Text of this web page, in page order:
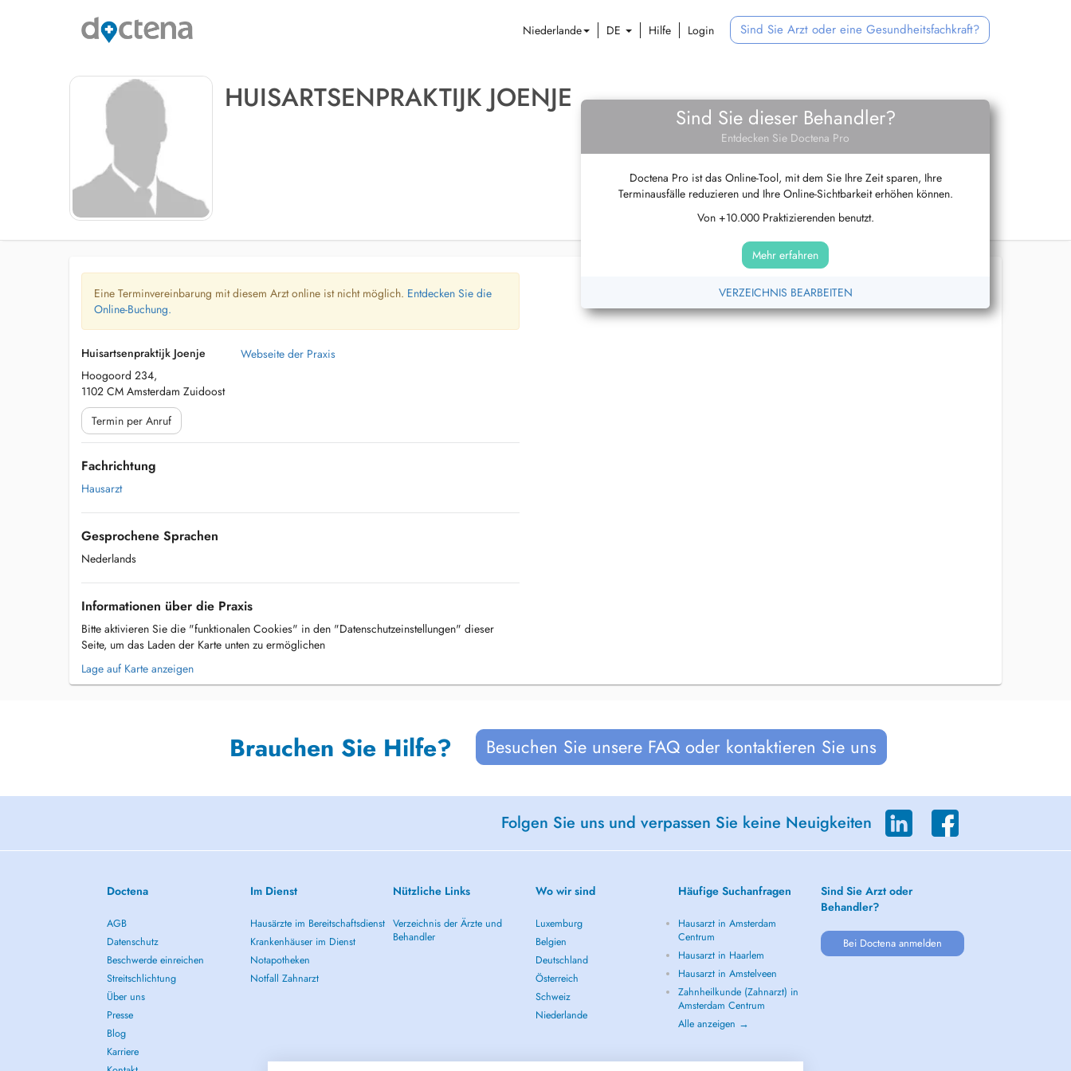
Niederlande DE Hilfe Login Sind Sie Arzt oder eine Gesundheitsfachkraft?
HUISARTSENPRAKTIJK JOENJE
Sind Sie dieser Behandler?
Entdecken Sie Doctena Pro
Doctena Pro ist das Online-Tool, mit dem Sie Ihre Zeit sparen, Ihre
Terminausfälle reduzieren und Ihre Online-Sichtbarkeit erhöhen können.
Von +10.000 Praktizierenden benutzt.
Mehr erfahren
VERZEICHNIS BEARBEITEN
Eine Terminvereinbarung mit diesem Arzt online ist nicht möglich. Entdecken Sie die
Online-Buchung.
Huisartsenpraktijk Joenje
Hoogoord 234,
1102 CM Amsterdam Zuidoost
Webseite der Praxis
Termin per Anruf
Fachrichtung
Hausarzt
Gesprochene Sprachen
Nederlands
Informationen über die Praxis
Bitte aktivieren Sie die "funktionalen Cookies" in den "Datenschutzeinstellungen" dieser
Seite, um das Laden der Karte unten zu ermöglichen
Lage auf Karte anzeigen
Brauchen Sie Hilfe? Besuchen Sie unsere FAQ oder kontaktieren Sie uns
Folgen Sie uns und verpassen Sie keine Neuigkeiten
Doctena
AGB
Datenschutz
Beschwerde einreichen
Streitschlichtung
Über uns
Presse
Blog
Karriere
Im Dienst
Hausärzte im Bereitschaftsdienst
Krankenhäuser im Dienst
Notapotheken
Notfall Zahnarzt
Nützliche Links
Verzeichnis der Ärzte und
Behandler
Wo wir sind
Luxemburg
Belgien
Deutschland
Österreich
Schweiz
Niederlande
Häufige Suchanfragen
Hausarzt in Amsterdam
Centrum
Hausarzt in Haarlem
Hausarzt in Amstelveen
Zahnheilkunde (Zahnarzt) in
Amsterdam Centrum
Alle anzeigen →
Sind Sie Arzt oder
Behandler?
Bei Doctena anmelden